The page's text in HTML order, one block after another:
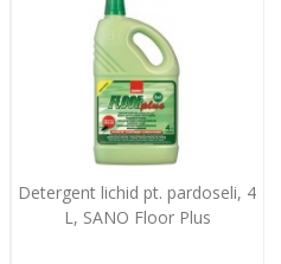
Detergent lichid pt. pardoseli, 4
L, SANO Floor Plus